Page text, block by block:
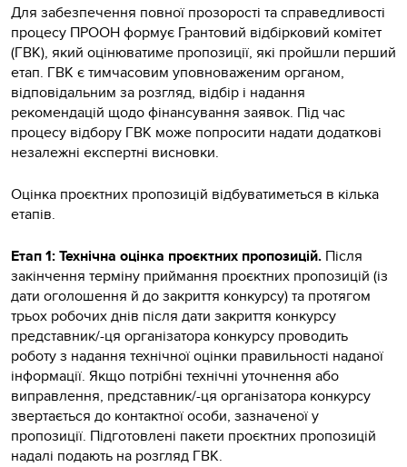
Для забезпечення повної прозорості та справедливості
процесу ПРООН формує Грантовий відбірковий комітет
(ГВК), який оцінюватиме пропозиції, які пройшли перший
етап. ГВК є тимчасовим уповноваженим органом,
відповідальним за розгляд, відбір і надання
рекомендацій щодо фінансування заявок. Під час
процесу відбору ГВК може попросити надати додаткові
незалежні експертні висновки.
Оцінка проєктних пропозицій відбуватиметься в кілька
етапів.
Етап 1: Технічна оцінка проєктних пропозицій. Після
закінчення терміну приймання проєктних пропозицій (із
дати оголошення й до закриття конкурсу) та протягом
трьох робочих днів після дати закриття конкурсу
представник/-ця організатора конкурсу проводить
роботу з надання технічної оцінки правильності наданої
інформації. Якщо потрібні технічні уточнення або
виправлення, представник/-ця організатора конкурсу
звертається до контактної особи, зазначеної у
пропозиції. Підготовлені пакети проєктних пропозицій
надалі подають на розгляд ГВК.